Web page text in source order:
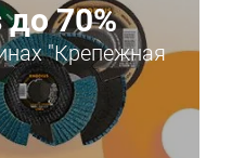
70%
"Крепежная